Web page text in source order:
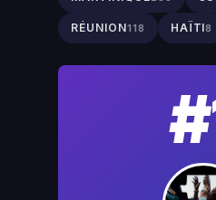
RÉUNION118 HAÏTI8